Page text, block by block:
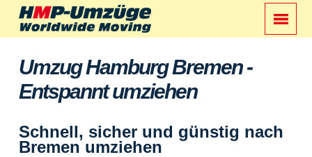
Umzug Hamburg Bremen -
Entspannt umziehen
Schnell, sicher und günstig nach
Bremen umziehen